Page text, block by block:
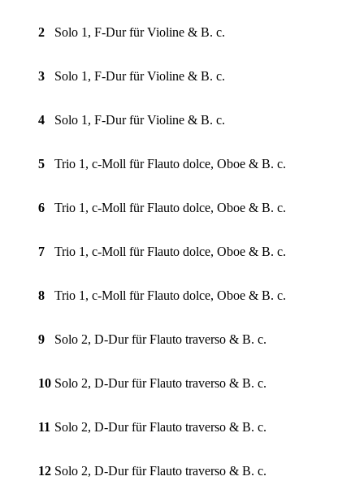
2 Solo 1, F-Dur für Violine & B. c.
3 Solo 1, F-Dur für Violine & B. c.
4 Solo 1, F-Dur für Violine & B. c.
5 Trio 1, c-Moll für Flauto dolce, Oboe & B. c.
6 Trio 1, c-Moll für Flauto dolce, Oboe & B. c.
7 Trio 1, c-Moll für Flauto dolce, Oboe & B. c.
8 Trio 1, c-Moll für Flauto dolce, Oboe & B. c.
9 Solo 2, D-Dur für Flauto traverso & B. c.
10 Solo 2, D-Dur für Flauto traverso & B. c.
11 Solo 2, D-Dur für Flauto traverso & B. c.
12 Solo 2, D-Dur für Flauto traverso & B. c.